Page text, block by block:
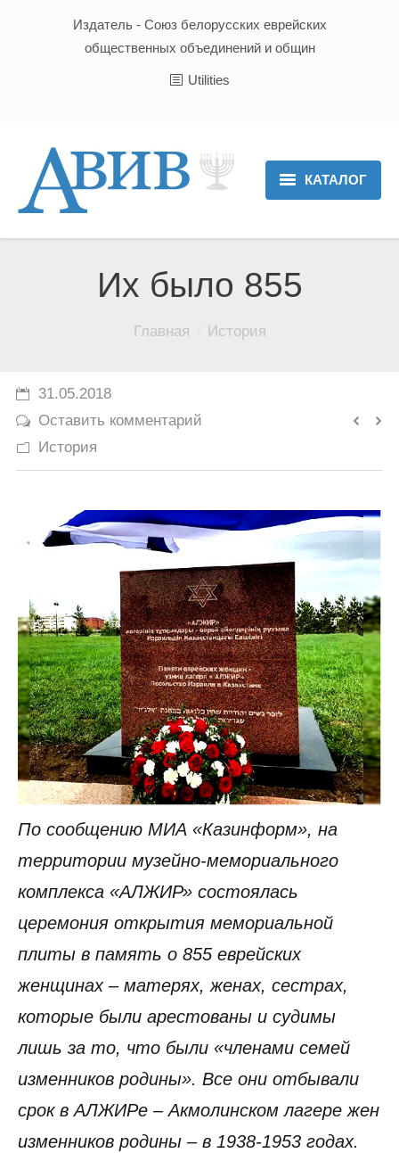
Издатель - Союз белорусских еврейских
общественных объединений и общин
Utilities
КАТАЛОГ
Новости
История
Юмор
Их было 855
Главная История
31.05.2018
Оставить комментарий
История
По сообщению МИА «Казинформ», на
территории музейно-мемориального
комплекса «АЛЖИР» состоялась
церемония открытия мемориальной
плиты в память о 855 еврейских
женщинах – матерях, женах, сестрах,
которые были арестованы и судимы
лишь за то, что были «членами семей
изменников родины». Все они отбывали
срок в АЛЖИРе – Акмолинском лагере жен
изменников родины – в 1938-1953 годах.